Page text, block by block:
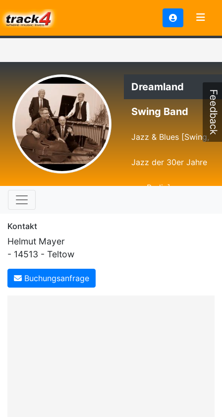
Dreamland
Swing Band
Jazz & Blues [Swing,
Jazz der 30er Jahre
aus Berlin]
Kontakt
Helmut Mayer
- 14513 - Teltow
Buchungsanfrage
Feedback